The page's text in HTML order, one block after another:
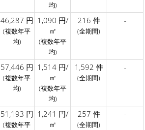
均)
46,287 円
(複数年平
均)
1,090 円/
㎡
(複数年平
均)
216 件
(全期間)
-
57,446 円
(複数年平
均)
1,514 円/
㎡
(複数年平
均)
1,592 件
(全期間)
-
51,193 円
(複数年平
1,241 円/
㎡
257 件
(全期間)
-